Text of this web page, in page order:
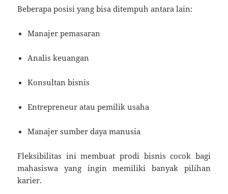
Beberapa posisi yang bisa ditempuh antara lain:
Manajer pemasaran
Analis keuangan
Konsultan bisnis
Entrepreneur atau pemilik usaha
Manajer sumber daya manusia
Fleksibilitas ini membuat prodi bisnis cocok bagi
mahasiswa yang ingin memiliki banyak pilihan
karier.